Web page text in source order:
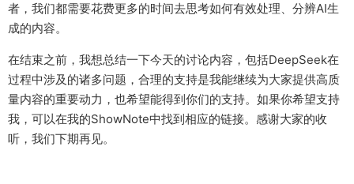
者，我们都需要花费更多的时间去思考如何有效处理、分辨AI生
成的内容。
在结束之前，我想总结一下今天的讨论内容，包括DeepSeek在
过程中涉及的诸多问题，合理的支持是我能继续为大家提供高质
量内容的重要动力，也希望能得到你们的支持。如果你希望支持
我，可以在我的ShowNote中找到相应的链接。感谢大家的收
听，我们下期再见。